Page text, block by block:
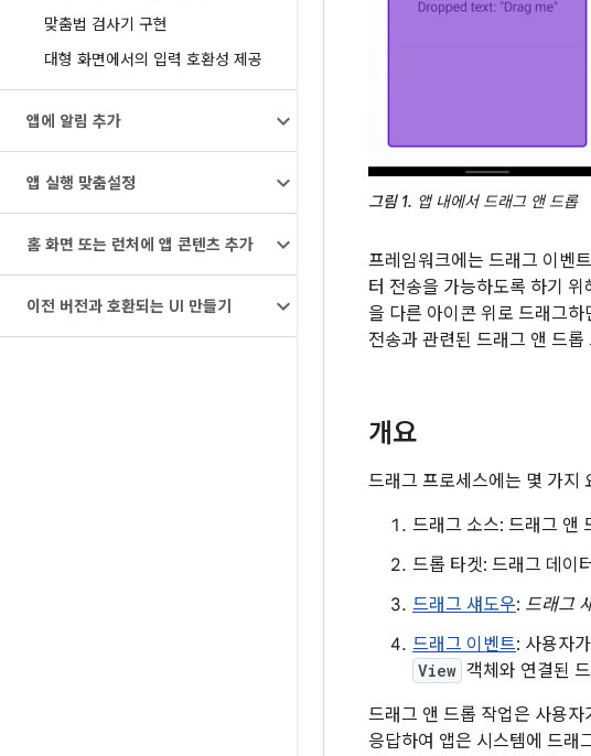
맞춤법 검사기 구현
대형 화면에서의 입력 호환성 제공
앱에 알림 추가
앱 실행 맞춤설정
홈 화면 또는 런처에 앱 콘텐츠 추가
이전 버전과 호환되는 UI 만들기
그림 1. 앱 내에서 드래그 앤 드롭
프레임워크에는 드래그 이벤
터 전송을 가능하도록 하기
을 다른 아이콘 위로 드래그
전송과 관련된 드래그 앤 드
개요
드래그 프로세스에는 몇 가지
드래그 소스: 드래그 앤
드롭 타겟: 드래그 데이
드래그 섀도우: 드래그
드래그 이벤트: 사용자
View 객체와 연결된
드래그 앤 드롭 작업은 사용
응답하여 앱은 시스템에 드래